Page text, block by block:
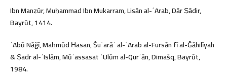
Ibn Manẓūr, Muḥammad Ibn Mukarram, Lisān al-ʿArab, Dār Ṣādir,
Bayrūt, 1414.
ʾAbū Nāğī, Maḥmūd Ḥasan, Šuʿarāʾ al-ʿArab al-Fursān fī al-Ğāhilīyah
& Ṣadr al-ʾIslām, Mūʾassasat ʿUlūm al-Qurʾān, Dimašq, Bayrūt,
1984.